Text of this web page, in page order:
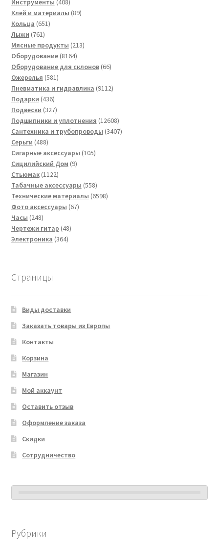
товаров
Клей и материалы 8989
Кольца 651651
Лыжи 761761
товар
Мясные продукты 213213
Оборудование 81648164
товара
Оборудование для склонов 6666
Ожерелья 581581
товар
Пневматика и гидравлика 91129112
Подарки 436436
товаров
Подвески 327327
товаров
Подшипники и уплотнения 1260812608
товаров
Сантехника и трубопроводы 34073407
Серьги 488488
товаров
Сигарные аксессуары 105105
Сицилийский Дом 99
Стьюмак 11221122
товара
Табачные аксессуары 558558
товаров
Технические материалы 65986598
Фото аксессуары 6767
Часы 248248
товаров
Чертежи гитар 4848
Электроника 364364
Страницы
Виды доставки
Заказать товары из Европы
Контакты
Корзина
Магазин
Мой аккаунт
Оставить отзыв
Оформление заказа
Скидки
Сотрудничество
Рубрики